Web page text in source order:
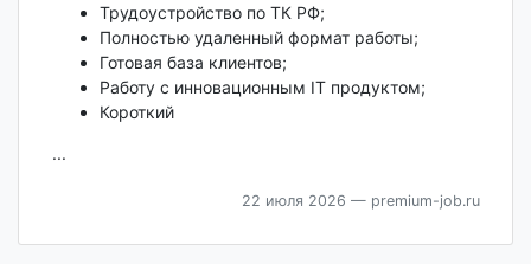
Трудоустройство по ТК РФ;
Полностью удаленный формат работы;
Готовая база клиентов;
Работу с инновационным IT продуктом;
Короткий
...
22 июля 2026 — premium-job.ru